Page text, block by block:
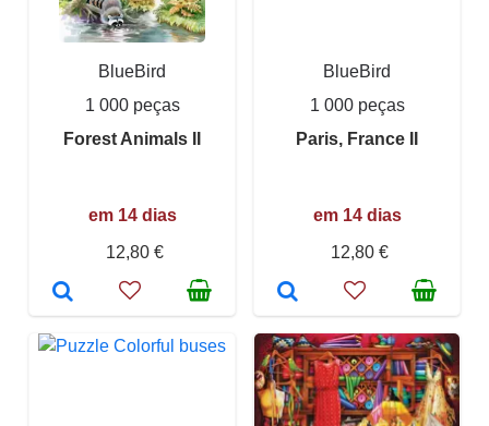
BlueBird
1 000 peças
Forest Animals II
em 14 dias
12,80 €
BlueBird
1 000 peças
Paris, France II
em 14 dias
12,80 €